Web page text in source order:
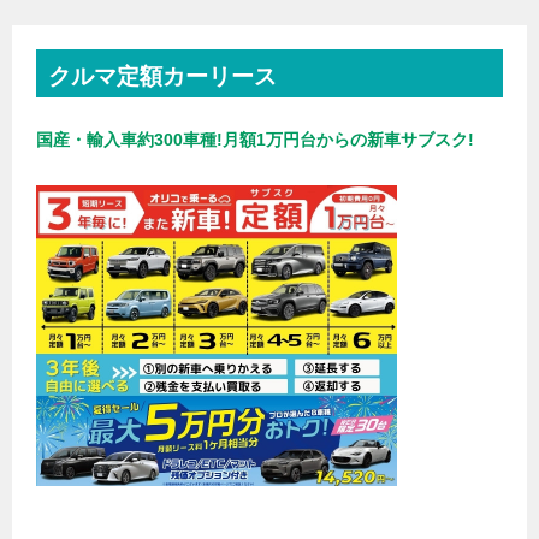
クルマ定額カーリース
国産・輸入車約300車種!月額1万円台からの新車サブスク!